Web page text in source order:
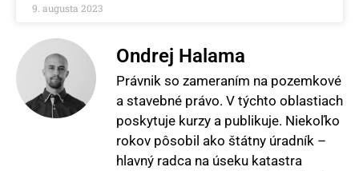
9. augusta 2023
Ondrej Halama
Právnik so zameraním na pozemkové
a stavebné právo. V týchto oblastiach
poskytuje kurzy a publikuje. Niekoľko
rokov pôsobil ako štátny úradník –
hlavný radca na úseku katastra